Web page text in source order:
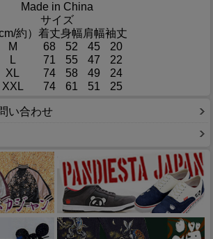
Made in China
サイズ
約） 着丈身幅肩幅袖丈
M
68 52 45
20
L
71 55 47
22
XL
74 58 49
24
XXL
74 61 51 25
い合わせ